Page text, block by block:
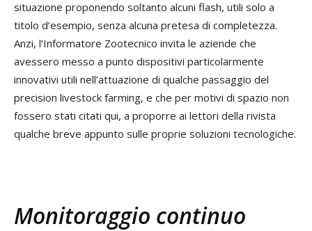
situazione proponendo soltanto alcuni flash, utili solo a
titolo d’esempio, senza alcuna pretesa di completezza.
Anzi, l’Informatore Zootecnico invita le aziende che
avessero messo a punto dispositivi particolarmente
innovativi utili nell’attuazione di qualche passaggio del
precision livestock farming, e che per motivi di spazio non
fossero stati citati qui, a proporre ai lettori della rivista
qualche breve appunto sulle proprie soluzioni tecnologiche.
Monitoraggio continuo